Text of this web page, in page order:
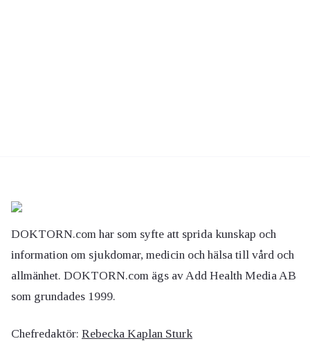
DOKTORN.com har som syfte att sprida kunskap och
information om sjukdomar, medicin och hälsa till vård och
allmänhet. DOKTORN.com ägs av Add Health Media AB
som grundades 1999.
Chefredaktör: Rebecka Kaplan Sturk